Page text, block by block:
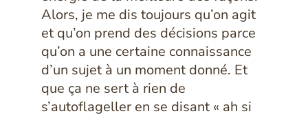
Alors, je me dis toujours qu’on agit
et qu’on prend des décisions parce
qu’on a une certaine connaissance
d’un sujet à un moment donné. Et
que ça ne sert à rien de
s’autoflageller en se disant « ah si